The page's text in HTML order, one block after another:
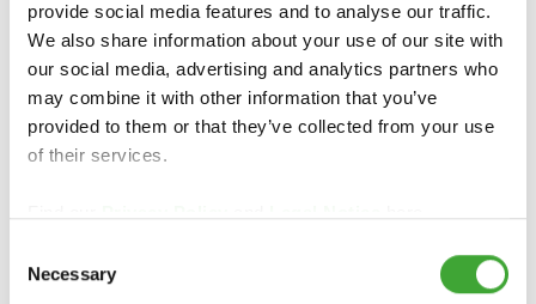
provide social media features and to analyse our traffic.
We also share information about your use of our site with
our social media, advertising and analytics partners who
may combine it with other information that you’ve
provided to them or that they’ve collected from your use
of their services.
Selection
Necessary